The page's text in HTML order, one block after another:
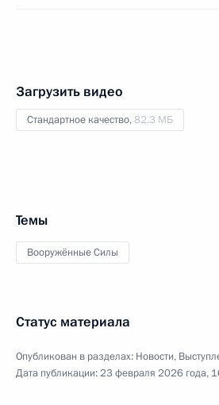
Загрузить видео
Стандартное качество,82.3 МБ
Темы
Вооружённые Силы
Статус материала
Опубликован в разделах: Новости,
Дата публикации:23 февраля 2026 года,